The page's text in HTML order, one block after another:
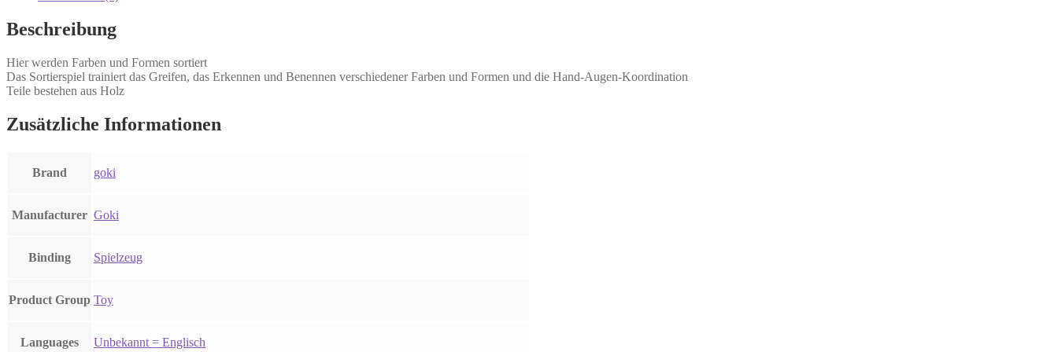
Menge
Beschreibung
Hier werden Farben und Formen sortiert
Das Sortierspiel trainiert das Greifen, das Erkennen und Benennen verschiedener Farben und Formen und die Hand-Augen-Koordination
Teile bestehen aus Holz
Zusätzliche Informationen
Brand goki
Manufacturer Goki
Binding Spielzeug
Product Group Toy
Languages Unbekannt = Englisch